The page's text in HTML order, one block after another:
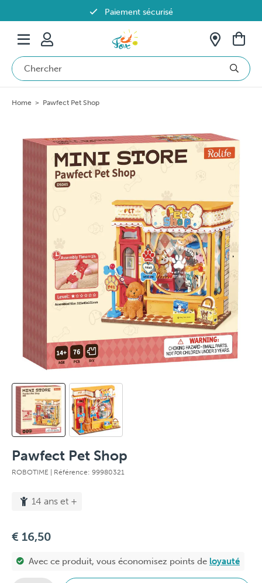
Paiement sécurisé
Livraison offerte dès 69€ en Belgique
Home > Pawfect Pet Shop
Pawfect Pet Shop
ROBOTIME | Référence: 99980321
14 ans et +
€ 16,50
Avec ce produit, vous économisez points de loyauté